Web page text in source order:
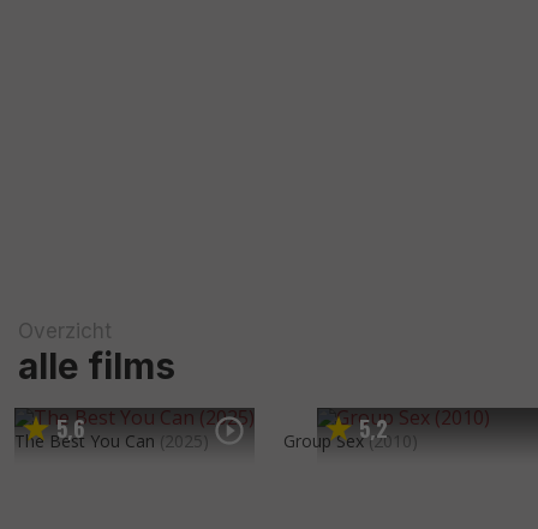
Overzicht
alle films
5,6
The Best You Can (2025) 5,2
Group Sex (2010)